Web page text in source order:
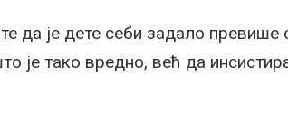
да је дете себи задало превише
је тако вредно, већ да